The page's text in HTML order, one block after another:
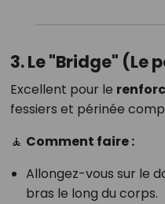
3. Le "Bridge" (Le
Excellent pour le
fessiers et périnée
🧘 Comment faire :
Allongez-vous sur le
bras le long du corps.